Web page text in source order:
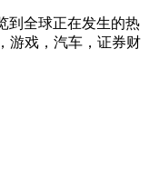
到全球正在发生的热
游戏，汽车，证券财